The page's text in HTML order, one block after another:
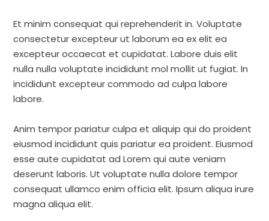
Et minim consequat qui reprehenderit in. Voluptate
consectetur excepteur ut laborum ea ex elit ea
excepteur occaecat et cupidatat. Labore duis elit
nulla nulla voluptate incididunt mol mollit ut fugiat. In
incididunt excepteur commodo ad culpa labore
labore.
Anim tempor pariatur culpa et aliquip qui do proident
eiusmod incididunt quis pariatur ea proident. Eiusmod
esse aute cupidatat ad Lorem qui aute veniam
deserunt laboris. Ut voluptate nulla dolore tempor
consequat ullamco enim officia elit. Ipsum aliqua irure
magna aliqua elit.